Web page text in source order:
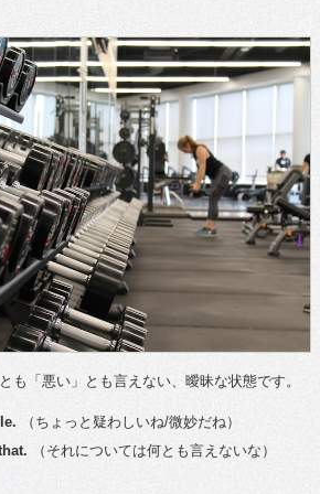
も「悪い」とも言えない、曖昧な状態です。
（ちょっと疑わしいね/微妙だね）
（それについては何とも言えないな）